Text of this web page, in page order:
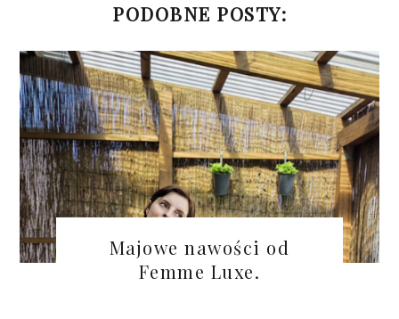
PODOBNE POSTY:
Majowe nawości od
Femme Luxe.